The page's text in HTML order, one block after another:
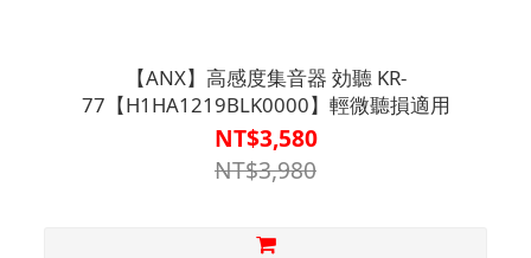
【ANX】高感度集音器 効聽 KR-
77【H1HA1219BLK0000】輕微聽損適用
NT$3,580
NT$3,980